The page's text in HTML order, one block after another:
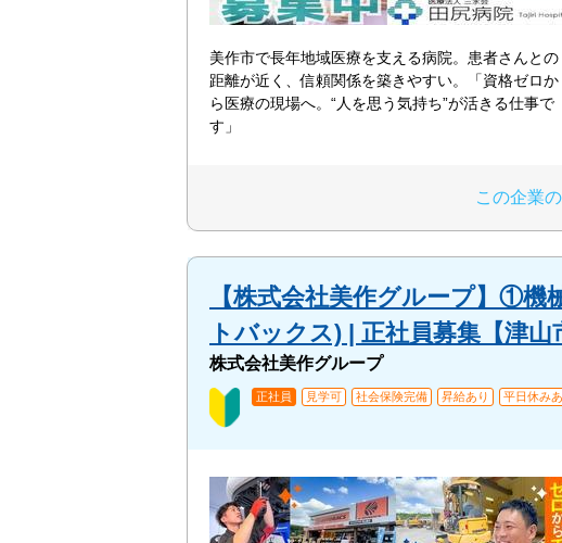
美作市で長年地域医療を支える病院。患者さんとの
距離が近く、信頼関係を築きやすい。「資格ゼロか
ら医療の現場へ。“人を思う気持ち”が活きる仕事で
す」
この企業
【株式会社美作グループ】①
トバックス) | 正社員募集【津山
株式会社美作グループ
正社員 見学可 社会保険完備 昇給あり 平日休み